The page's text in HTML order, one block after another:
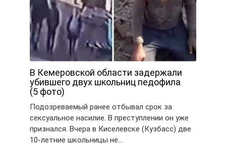
В Кемеровской области задержали
убившего двух школьниц педофила
(5 фото)
Подозреваемый ранее отбывал срок за
сексуальное насилие. В преступлении он уже
признался. Вчера в Киселевске (Кузбасс) две
10-летние школьницы не…